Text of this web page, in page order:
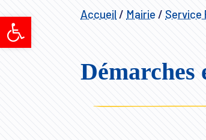
Ouvrir la barre d’outils Accueil / Mairie / Service
Démarches